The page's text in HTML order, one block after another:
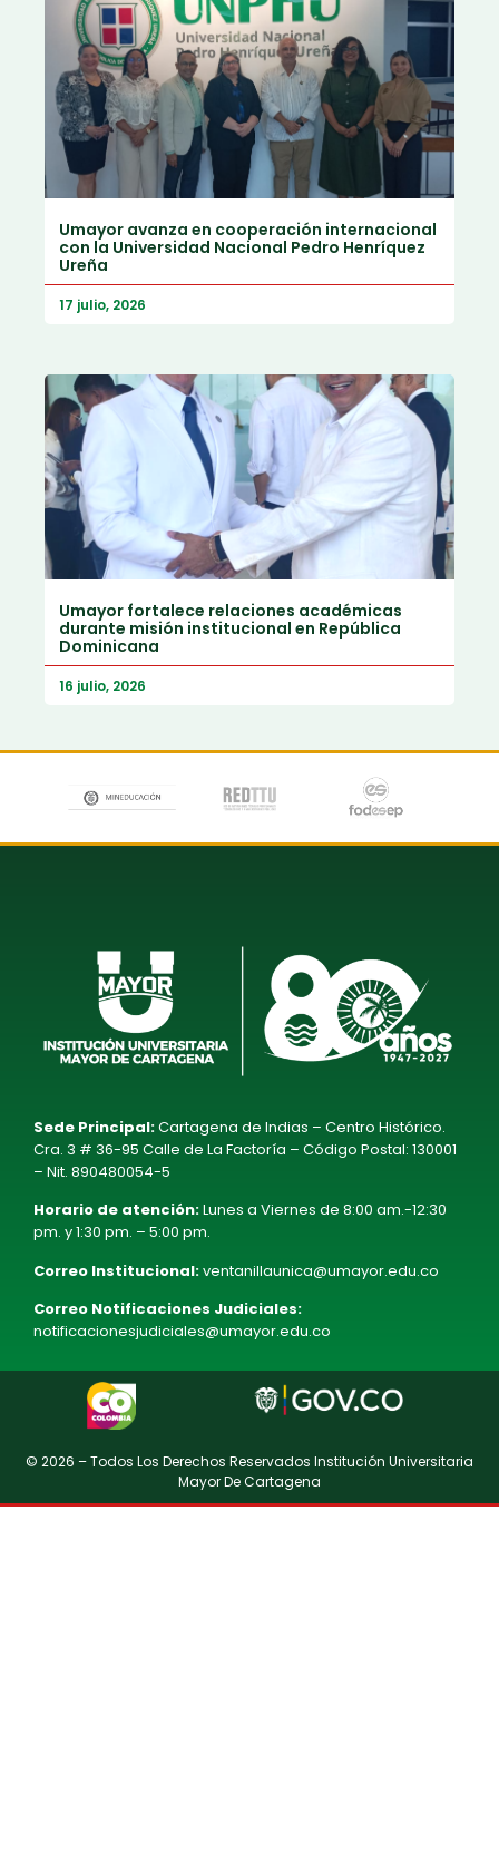
Umayor avanza en cooperación internacional
con la Universidad Nacional Pedro Henríquez
Ureña
17 julio, 2026
Umayor fortalece relaciones académicas
durante misión institucional en República
Dominicana
16 julio, 2026
Sede Principal:Cartagena de Indias – Centro Histórico.
Cra. 3 # 36-95 Calle de La Factoría – Código Postal: 130001
– Nit. 890480054-5
Horario de atención:Lunes a Viernes de 8:00 am.-12:30
pm. y 1:30 pm. – 5:00 pm.
Correo Institucional:ventanillaunica@umayor.edu.co
Correo Notificaciones Judiciales:
notificacionesjudiciales@umayor.edu.co
© 2026 – Todos Los Derechos Reservados Institución Universitaria
Mayor De Cartagena